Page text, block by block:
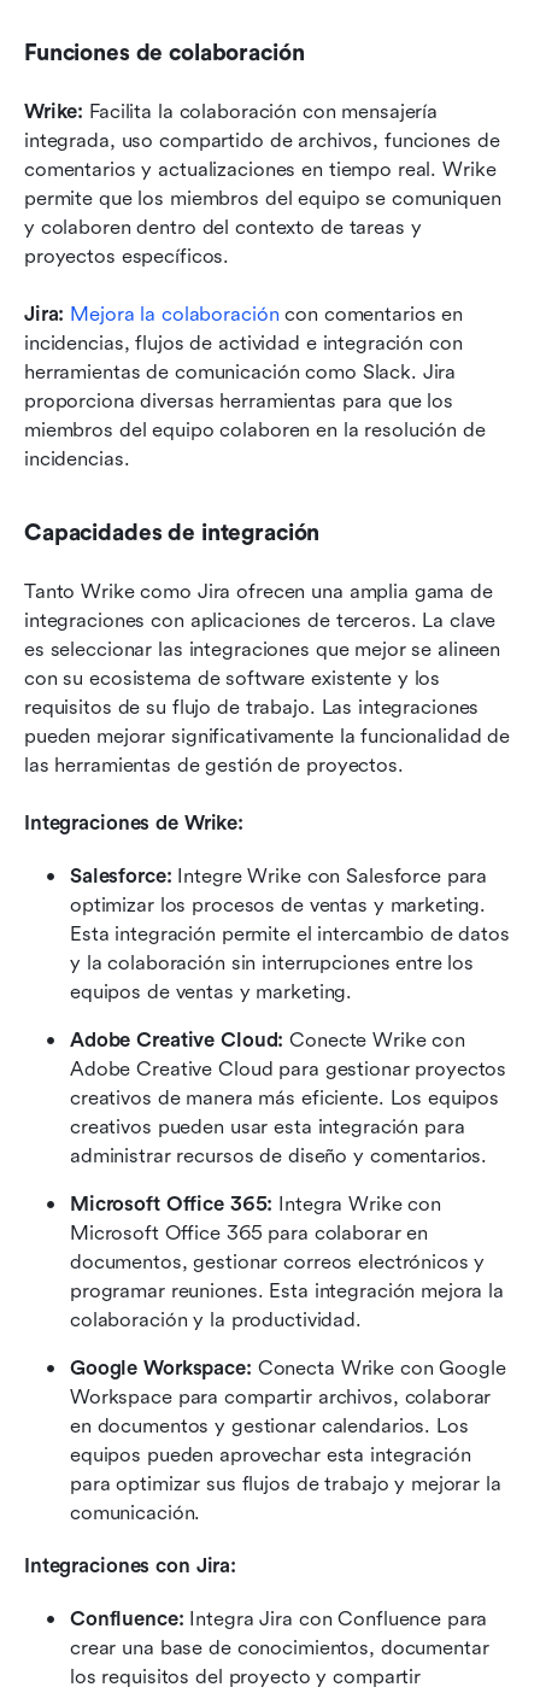
Funciones de colaboración
Wrike: Facilita la colaboración con mensajería
integrada, uso compartido de archivos, funciones de
comentarios y actualizaciones en tiempo real. Wrike
permite que los miembros del equipo se comuniquen
y colaboren dentro del contexto de tareas y
proyectos específicos.
Jira: Mejora la colaboración con comentarios en
incidencias, flujos de actividad e integración con
herramientas de comunicación como Slack. Jira
proporciona diversas herramientas para que los
miembros del equipo colaboren en la resolución de
incidencias.
Capacidades de integración
Tanto Wrike como Jira ofrecen una amplia gama de
integraciones con aplicaciones de terceros. La clave
es seleccionar las integraciones que mejor se alineen
con su ecosistema de software existente y los
requisitos de su flujo de trabajo. Las integraciones
pueden mejorar significativamente la funcionalidad de
las herramientas de gestión de proyectos.
Integraciones de Wrike:
Salesforce: Integre Wrike con Salesforce para
optimizar los procesos de ventas y marketing.
Esta integración permite el intercambio de datos
y la colaboración sin interrupciones entre los
equipos de ventas y marketing.
Adobe Creative Cloud: Conecte Wrike con
Adobe Creative Cloud para gestionar proyectos
creativos de manera más eficiente. Los equipos
creativos pueden usar esta integración para
administrar recursos de diseño y comentarios.
Microsoft Office 365: Integra Wrike con
Microsoft Office 365 para colaborar en
documentos, gestionar correos electrónicos y
programar reuniones. Esta integración mejora la
colaboración y la productividad.
Google Workspace: Conecta Wrike con Google
Workspace para compartir archivos, colaborar
en documentos y gestionar calendarios. Los
equipos pueden aprovechar esta integración
para optimizar sus flujos de trabajo y mejorar la
comunicación.
Integraciones con Jira:
Confluence: Integra Jira con Confluence para
crear una base de conocimientos, documentar
los requisitos del proyecto y compartir